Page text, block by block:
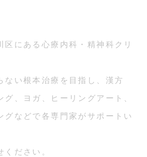
区にある心療内科・精神科クリ
ない根本治療を目指し、漢方
グ、ヨガ、ヒーリングアート、
グなどで各専門家がサポートい
ください。